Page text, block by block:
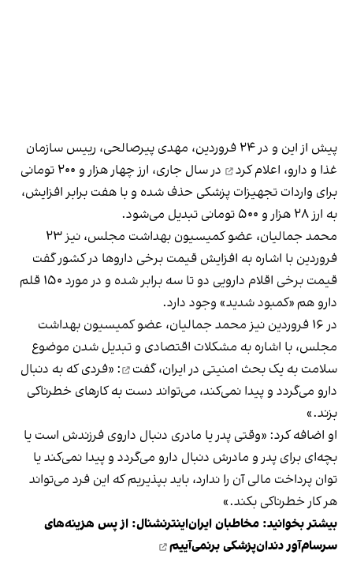
پیش از این و در ۲۴ فروردین، مهدی پیرصالحی، رییس سازمان
غذا و دارو، اعلام کرد
در سال جاری، ارز چهار هزار و ۲۰۰ تومانی
برای واردات تجهیزات پزشکی حذف شده و با هفت برابر افزایش،
به ارز ۲۸ هزار و ۵۰۰ تومانی تبدیل می‌شود.
محمد جمالیان، عضو کمیسیون بهداشت مجلس، نیز ۲۳
فروردین با اشاره به افزایش قیمت برخی داروها در کشور گفت
قیمت برخی اقلام دارویی دو تا سه برابر شده و در مورد ۱۵۰ قلم
دارو هم «کمبود شدید» وجود دارد.
در ۱۶ فروردین نیز محمد جمالیان، عضو کمیسیون بهداشت
مجلس، با اشاره به مشکلات اقتصادی و تبدیل شدن موضوع
سلامت به یک بحث امنیتی در ایران،گفت
: «فردی که به دنبال
دارو می‌گردد و پیدا نمی‌کند، می‌تواند دست به کارهای خطرناکی
بزند.»
او اضافه کرد: «وقتی پدر یا مادری دنبال داروی فرزندش است یا
بچه‌ای برای پدر و مادرش دنبال دارو می‌گردد و پیدا نمی‌کند یا
توان پرداخت مالی آن را ندارد، باید بپذیریم که این فرد می‌تواند
هر کار خطرناکی بکند.»
بیشتر بخوانید: مخاطبان ایران‌اینترنشنال: از پس هزینه‌های
سرسام‌آور دندان‌پزشکی برنمی‌آییم